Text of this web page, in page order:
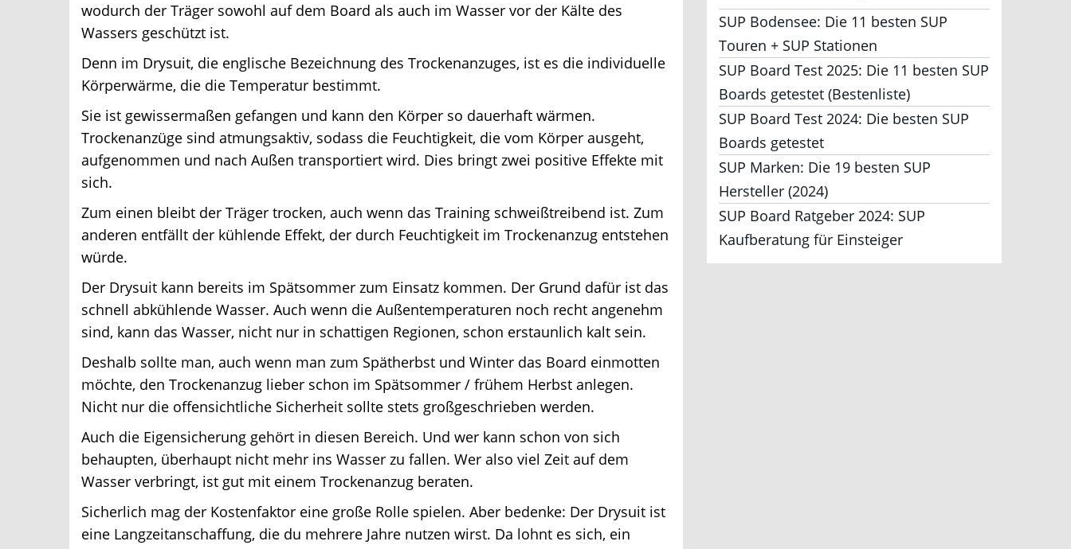
wodurch der Träger sowohl auf dem Board als auch im Wasser vor der Kälte des
Wassers geschützt ist.
Denn im Drysuit, die englische Bezeichnung des Trockenanzuges, ist es die individuelle
Körperwärme, die die Temperatur bestimmt.
Sie ist gewissermaßen gefangen und kann den Körper so dauerhaft wärmen.
Trockenanzüge sind atmungsaktiv, sodass die Feuchtigkeit, die vom Körper ausgeht,
aufgenommen und nach Außen transportiert wird. Dies bringt zwei positive Effekte mit
sich.
Zum einen bleibt der Träger trocken, auch wenn das Training schweißtreibend ist. Zum
anderen entfällt der kühlende Effekt, der durch Feuchtigkeit im Trockenanzug entstehen
würde.
Der Drysuit kann bereits im Spätsommer zum Einsatz kommen. Der Grund dafür ist das
schnell abkühlende Wasser. Auch wenn die Außentemperaturen noch recht angenehm
sind, kann das Wasser, nicht nur in schattigen Regionen, schon erstaunlich kalt sein.
Deshalb sollte man, auch wenn man zum Spätherbst und Winter das Board einmotten
möchte, den Trockenanzug lieber schon im Spätsommer / frühem Herbst anlegen.
Nicht nur die offensichtliche Sicherheit sollte stets großgeschrieben werden.
Auch die Eigensicherung gehört in diesen Bereich. Und wer kann schon von sich
behaupten, überhaupt nicht mehr ins Wasser zu fallen. Wer also viel Zeit auf dem
Wasser verbringt, ist gut mit einem Trockenanzug beraten.
Sicherlich mag der Kostenfaktor eine große Rolle spielen. Aber bedenke: Der Drysuit ist
eine Langzeitanschaffung, die du mehrere Jahre nutzen wirst. Da lohnt es sich, ein
SUP Bodensee: Die 11 besten SUP
Touren + SUP Stationen
SUP Board Test 2025: Die 11 besten SUP
Boards getestet (Bestenliste)
SUP Board Test 2024: Die besten SUP
Boards getestet
SUP Marken: Die 19 besten SUP
Hersteller (2024)
SUP Board Ratgeber 2024: SUP
Kaufberatung für Einsteiger